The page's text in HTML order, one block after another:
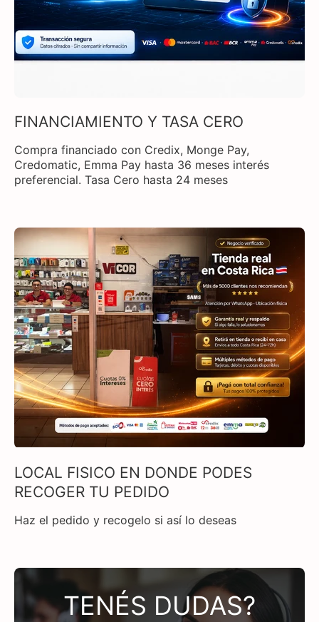
FINANCIAMIENTO Y TASA CERO
Compra financiado con Credix, Monge Pay,
Credomatic, Emma Pay hasta 36 meses interés
preferencial. Tasa Cero hasta 24 meses
LOCAL FISICO EN DONDE PODES
RECOGER TU PEDIDO
Haz el pedido y recogelo si así lo deseas
TENÉS DUDAS?